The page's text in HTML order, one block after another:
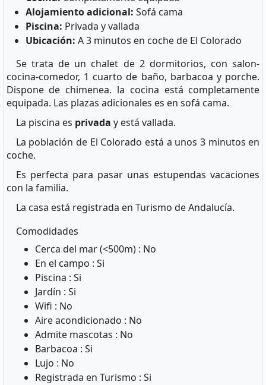
Alojamiento adicional: Sofá cama
Piscina: Privada y vallada
Ubicación: A 3 minutos en coche de El Colorado
Se trata de un chalet de 2 dormitorios, con salon-
cocina-comedor, 1 cuarto de baño, barbacoa y porche.
Dispone de chimenea. la cocina está completamente
equipada. Las plazas adicionales es en sofá cama.
La piscina es privada y está vallada.
La población de El Colorado está a unos 3 minutos en
coche.
Es perfecta para pasar unas estupendas vacaciones
con la familia.
La casa está registrada en Turismo de Andalucía.
Comodidades
Cerca del mar (<500m) : No
En el campo : Si
Piscina : Si
Jardín : Si
Wifi : No
Aire acondicionado : No
Admite mascotas : No
Barbacoa : Si
Lujo : No
Registrada en Turismo : Si